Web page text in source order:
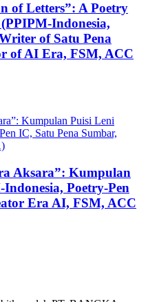
of Letters”: A Poetry
Indonesia,
of Satu Pena
of AI Era, FSM, ACC
Aksara”: Kumpulan
Poetry-Pen
Era AI, FSM, ACC